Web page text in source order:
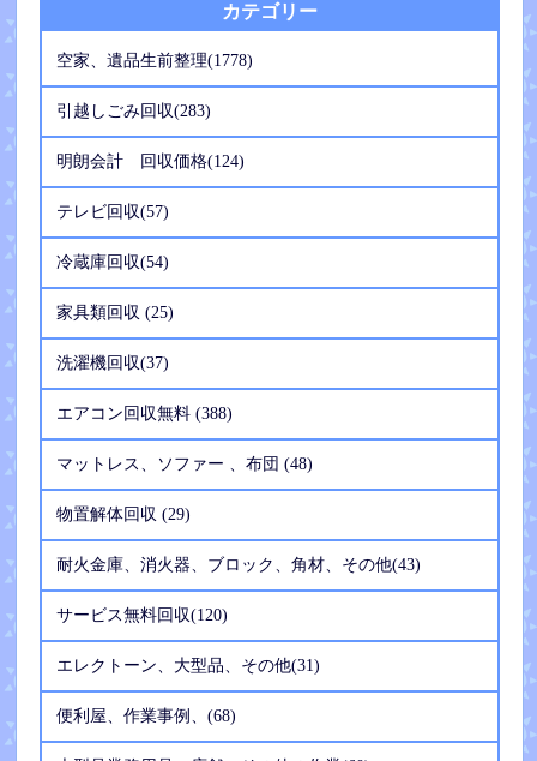
カテゴリー
空家、遺品生前整理(1778)
引越しごみ回収(283)
明朗会計 回収価格(124)
テレビ回収(57)
冷蔵庫回収(54)
家具類回収 (25)
洗濯機回収(37)
エアコン回収無料 (388)
マットレス、ソファー 、布団 (48)
物置解体回収 (29)
耐火金庫、消火器、ブロック、角材、その他(43)
サービス無料回収(120)
エレクトーン、大型品、その他(31)
便利屋、作業事例、(68)